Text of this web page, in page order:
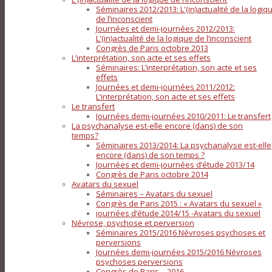
Séminaires 2012/2013: L'(in)actualité de la
de l’inconscient
Journées et demi-journées 2012/2013:
L'(in)actualité de la logique de l’inconscient
Congrès de Paris octobre 2013
L’interprétation, son acte et ses effets
Séminaires: L’interprétation, son acte et ses
effets
Journées et demi-journées 2011/2012:
L’interprétation, son acte et ses effets
Le transfert
Journées demi-journées 2010/2011: Le transfert
La psychanalyse est-elle encore (dans) de son
temps?
Séminaires 2013/2014: La psychanalyse est-elle
encore (dans) de son temps ?
Journées et demi-journées d’étude 2013/14
Congrès de Paris octobre 2014
Avatars du sexuel
Séminaires – Avatars du sexuel
Congrès de Paris 2015 : « Avatars du sexuel »
journées d’étude 2014/15 -Avatars du sexuel
Névrose, psychose et perversion
Séminaires 2015/2016 Névroses psychoses et
perversions
Journées demi-journées 2015/2016 Névroses
psychoses perversions